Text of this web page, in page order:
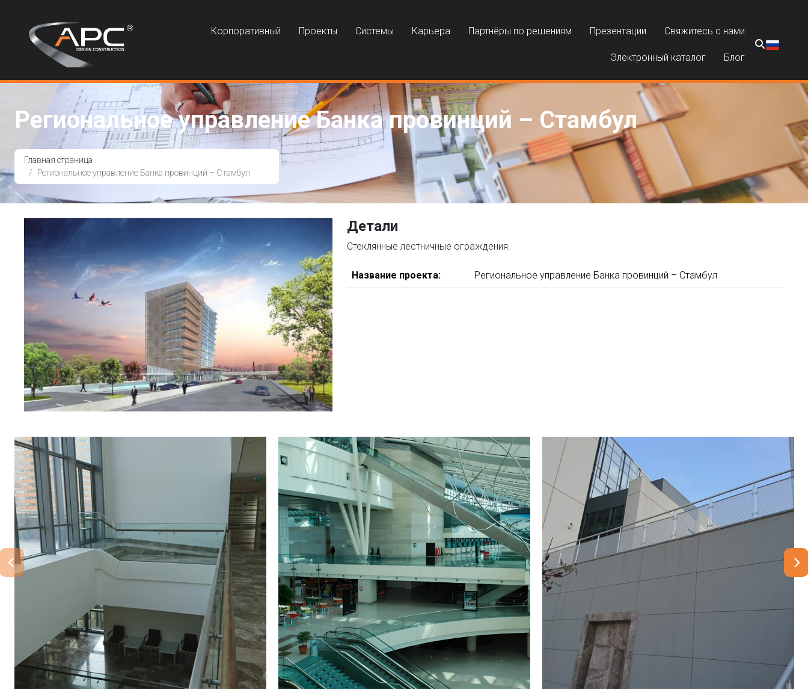
Корпоративный Проекты Системы Карьера Партнёры по решениям Презентации Свяжитесь с нами
Электронный каталог Блог
Региональное управление Банка провинций – Стамбул
Главная страница
Региональное управление Банка провинций – Стамбул
Детали
Стеклянные лестничные ограждения.
Название проекта: Региональное управление Банка провинций – Стамбул